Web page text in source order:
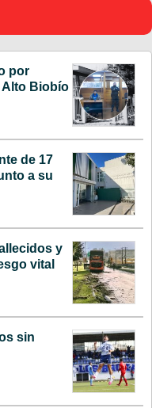
por
Biobío
de 17
a su
y
vital
sin